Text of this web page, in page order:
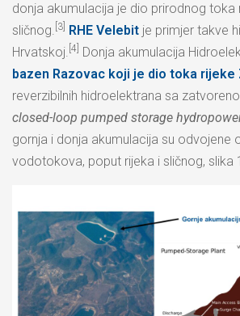
donja akumulacija je dio prirodnog toka
sličnog. [3] RHE Velebit je primjer takve
Hrvatskoj. [4]
Donja akumulacija
bazen Razovac koji je dio toka rijeke
reverzibilnih hidroelektrana sa
closed-loop pumped storage
gornja i donja akumulacija su odvojene
vodotokova, poput rijeka i sličnog, slika